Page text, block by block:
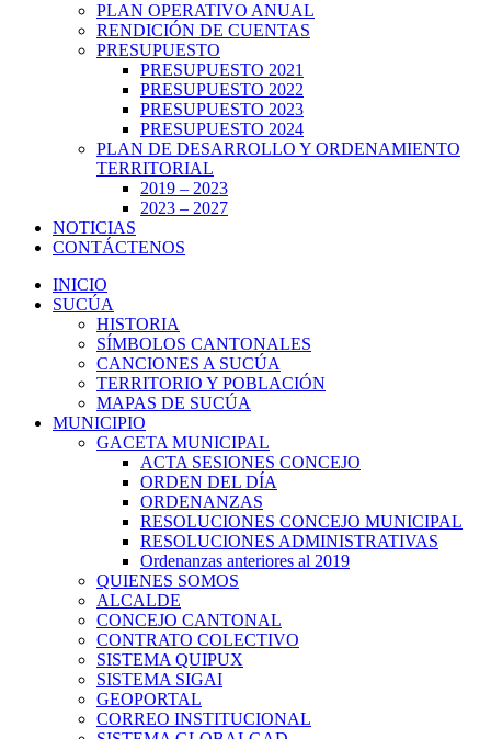
PLAN OPERATIVO ANUAL
RENDICIÓN DE CUENTAS
PRESUPUESTO
PRESUPUESTO 2021
PRESUPUESTO 2022
PRESUPUESTO 2023
PRESUPUESTO 2024
PLAN DE DESARROLLO Y ORDENAMIENTO
TERRITORIAL
2019 – 2023
2023 – 2027
NOTICIAS
CONTÁCTENOS
INICIO
SUCÚA
HISTORIA
SÍMBOLOS CANTONALES
CANCIONES A SUCÚA
TERRITORIO Y POBLACIÓN
MAPAS DE SUCÚA
MUNICIPIO
GACETA MUNICIPAL
ACTA SESIONES CONCEJO
ORDEN DEL DÍA
ORDENANZAS
RESOLUCIONES CONCEJO MUNICIPAL
RESOLUCIONES ADMINISTRATIVAS
Ordenanzas anteriores al 2019
QUIENES SOMOS
ALCALDE
CONCEJO CANTONAL
CONTRATO COLECTIVO
SISTEMA QUIPUX
SISTEMA SIGAI
GEOPORTAL
CORREO INSTITUCIONAL